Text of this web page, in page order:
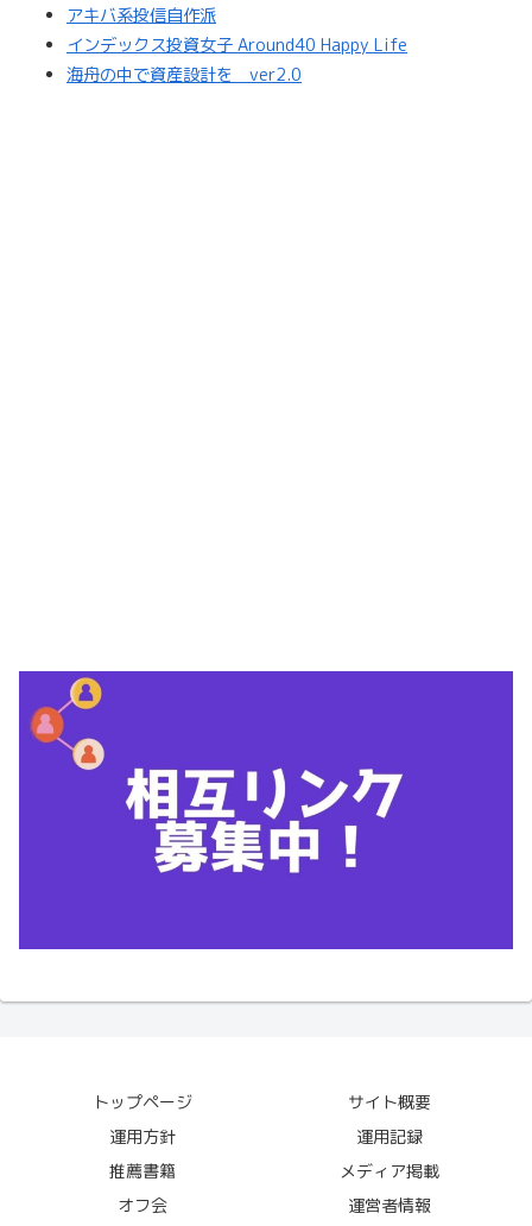
アキバ系投信自作派
インデックス投資女子 Around40 Happy Life
海舟の中で資産設計を ver2.0
トップページ
サイト概要
運用方針
運用記録
推薦書籍
メディア掲載
オフ会
運営者情報